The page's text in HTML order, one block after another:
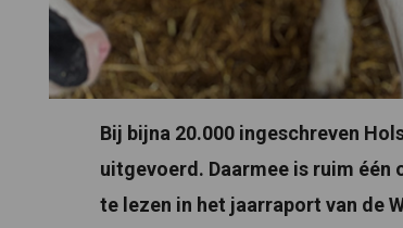
Bij bijna 20.000 ingeschreven
uitgevoerd. Daarmee is ruim
te lezen in het jaarraport van de